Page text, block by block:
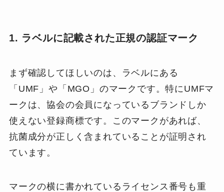
1. ラベルに記載された正規の認証マーク
まず確認してほしいのは、ラベルにある
「UMF」や「MGO」のマークです。特にUMFマ
ークは、協会の会員になっているブランドしか
使えない登録商標です。このマークがあれば、
抗菌成分が正しく含まれていることが証明され
ています。
マークの横に書かれているライセンス番号も重